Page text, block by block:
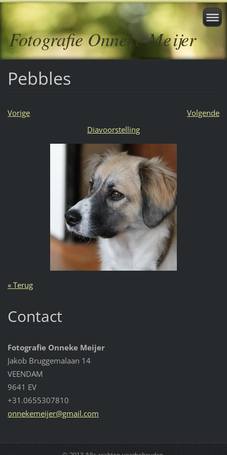
Fotografie Onneke Meijer
Pebbles
Vorige
Volgende
Diavoorstelling
« Terug
Contact
Fotografie Onneke Meijer
Jakob Bruggemalaan 14
VEENDAM
9641 EV
+31.0655307810
onnekemeijer@gmail.com